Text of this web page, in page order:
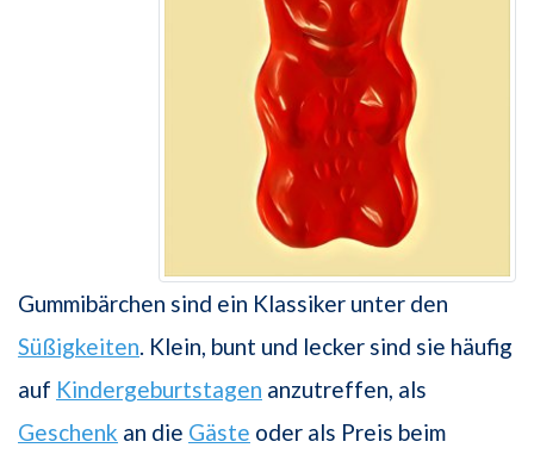
Gummibärchen sind ein Klassiker unter den
Süßigkeiten. Klein, bunt und lecker sind sie häufig
auf Kindergeburtstagen anzutreffen, als
Geschenk an die Gäste oder als Preis beim